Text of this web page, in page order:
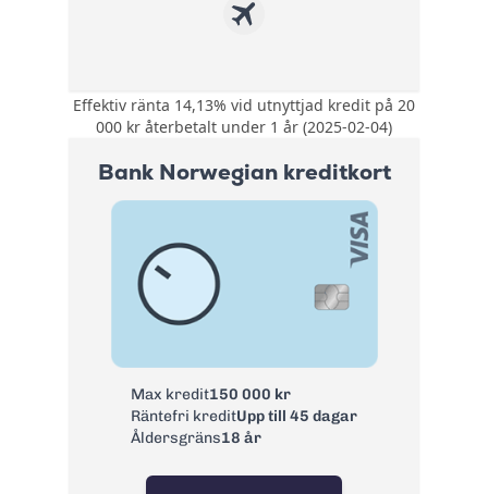
Försäkring:
Kompletterande
reseförsäkring med
avbeställningskydd.
allriskförsäkring,
prisgaranti och
förlängt garanti.
Årsavgift:
0 kr första året
därefter 195 kr/år.
Ränta:
14,25%
Effektiv ränta:
14,13%
Kontantuttag i
bankomat:
Effektiv ränta 14,13% vid utnyttjad kredit på 20
000 kr återbetalt under 1 år (2025-02-04)
Bank Norwegian kreditkort
Max kredit150 000 kr
Räntefri kreditUpp till 45 dagar
Åldersgräns18 år